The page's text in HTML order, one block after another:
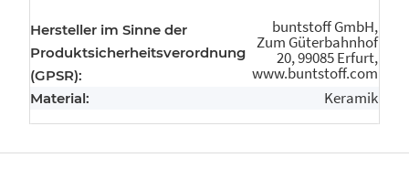
Hersteller im Sinne der
Produktsicherheitsverordnung
(GPSR):
buntstoff GmbH,
Zum Güterbahnhof
20, 99085 Erfurt,
www.buntstoff.com
Material: Keramik